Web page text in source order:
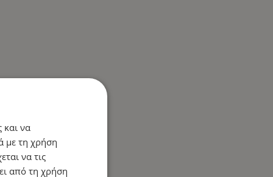
και να
με τη χρήση
να τις
από τη χρήση